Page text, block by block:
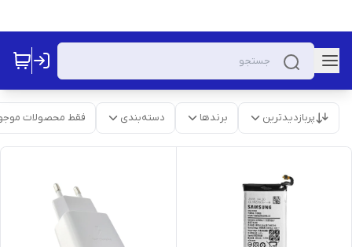
پربازدیدترین برندها دسته‌بندی فقط محصولات